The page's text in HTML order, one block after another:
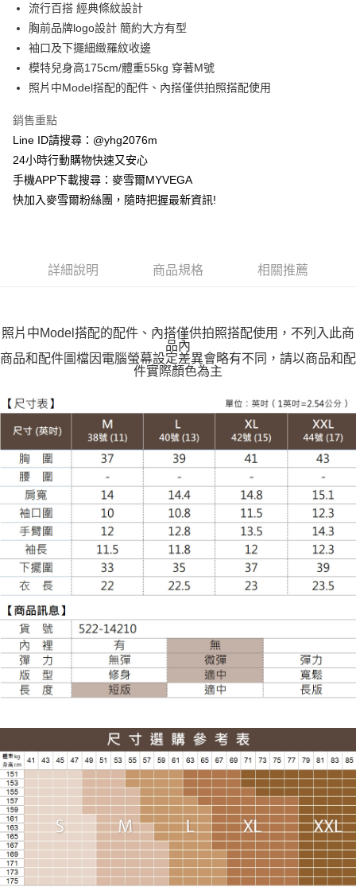
國泰世華商業銀行
臺灣中小企業銀行
匯豐（台灣）商業銀行
聯邦商業銀行
元大商業銀行
永豐商業銀行
玉山商業銀行
星展（台灣）商業銀行
台灣樂天信用卡公司
Apple Pay
街口支付
貨到付款
運送方式
全家取貨付款
每筆NT$100，滿NT$599(含以上)免運費
每筆NT$100，滿NT$988(含以上)免運費
付款後萊爾富取貨
每筆NT$100，滿NT$988(含以上)免運費
7-11取貨付款
每筆NT$100，滿NT$988(含以上)免運費
付款後7-11取貨
每筆NT$100，滿NT$988(含以上)免運費
大嘴鳥宅配通
每筆NT$100，滿NT$988(含以上)免運費
貨到付款
每筆NT$120
流行百搭 經典條紋設計
胸前品牌logo設計 簡約大方有型
袖口及下擺細緻羅紋收邊
模特兒身高175cm/體重55kg 穿著M號
照片中Model搭配的配件、內搭僅供拍照搭配使用
銷售重點
Line ID請搜尋：@yhg2076m
24小時行動購物快速又安心
手機APP下載搜尋：麥雪爾MYVEGA
快加入麥雪爾粉絲團，隨時把握最新資訊!
詳細說明 商品規格 相關推薦
照片中Model搭配的配件、內搭僅供拍照搭配使用，不列入此商
品內
商品和配件圖檔因電腦螢幕設定差異會略有不同，請以商品和配
件實際顏色為主